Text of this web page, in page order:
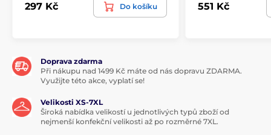
297 Kč Do košíku 551 Kč
Doprava zdarma
Při nákupu nad 1499 Kč máte od nás dopravu ZDARMA.
Využijte této akce, vyplatí se!
Velikosti XS-7XL
Široká nabídka velikostí u jednotlivých typů zboží od
nejmenší konfekční velikosti až po rozměrné 7XL.